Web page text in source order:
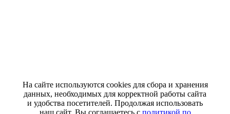
На сайте используются cookies для сбора и хранения
данных, необходимых для корректной работы сайта
и удобства посетителей. Продолжая использовать
наш сайт, Вы соглашаетесь с политикой по